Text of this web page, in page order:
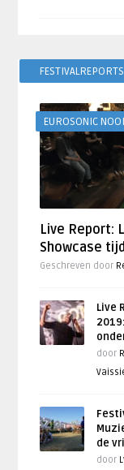
FESTIVALREPORTS
EUROSONIC
Live Report:
Showcase
Geschreven door
Live
door
de
door